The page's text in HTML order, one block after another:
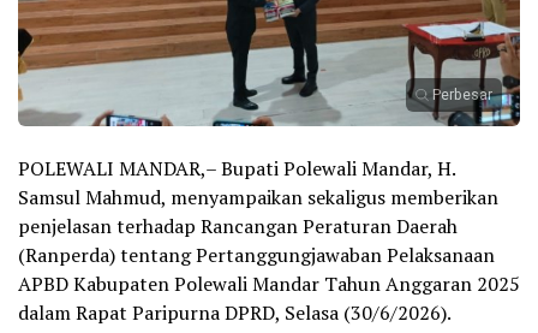
Perbesar
POLEWALI MANDAR,– Bupati Polewali Mandar, H.
Samsul Mahmud, menyampaikan sekaligus memberikan
penjelasan terhadap Rancangan Peraturan Daerah
(Ranperda) tentang Pertanggungjawaban Pelaksanaan
APBD Kabupaten Polewali Mandar Tahun Anggaran 2025
dalam Rapat Paripurna DPRD, Selasa (30/6/2026).